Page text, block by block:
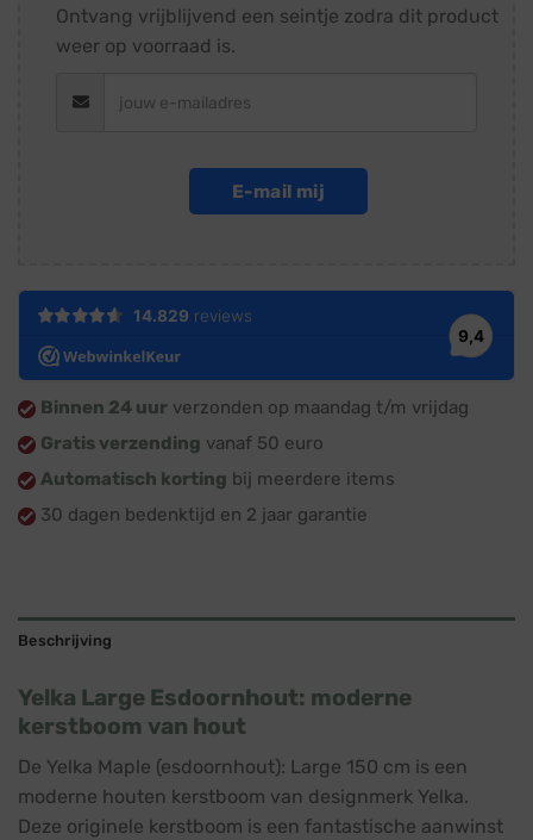
Ontvang vrijblijvend een seintje zodra dit product
weer op voorraad is.
E-mail mij
Binnen 24 uur verzonden op maandag t/m vrijdag
Gratis verzending vanaf 50 euro
Automatisch korting bij meerdere items
30 dagen bedenktijd en 2 jaar garantie
Beschrijving
Yelka Large Esdoornhout: moderne
kerstboom van hout
De Yelka Maple (esdoornhout): Large 150 cm is een
moderne houten kerstboom van designmerk Yelka.
Deze originele kerstboom is een fantastische aanwinst